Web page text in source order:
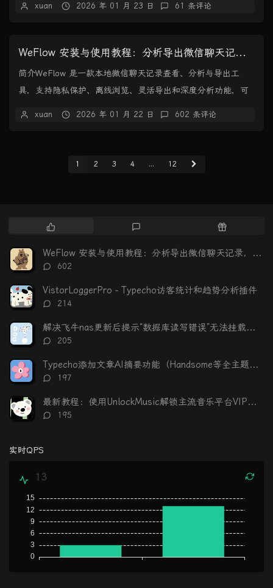
xuan 2026 年 01 月 23 日 61 条评论
WeFlow 安装与使用教程：分析导出微信聊天记录，生成可视化年度报告
简介WeFlow 是一款本地微信聊天记录查看、分析与导出工
具，支持隐私保护、离线浏览、灵活导出和深度分析功能，可
xuan 2026 年 01 月 22 日 602 条评论
1 2 3 4 ... 12
热
文
章
评
随
文
WeFlow 安装与使用教程：分析导出微信聊天记录，生成可视化年度报告
评
数：
602
VistorLoggerPro - Typecho访客统计和趋势分析插件
评
数：
214
解决飞牛nas更新后提示“数据库读写错误”无法挂载硬盘
评
数：
205
Typecho添加文章AI摘要功能（Handsome等全主题适配）
评
数：
197
最新教程：使用UnlockMusic解锁主流音乐平台VIP歌曲的加密保护
评
195
实时QPS
13